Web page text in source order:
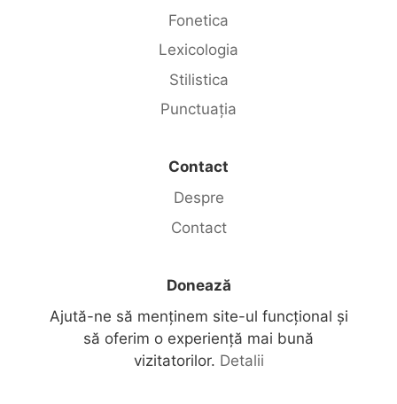
Fonetica
Lexicologia
Stilistica
Punctuația
Contact
Despre
Contact
Donează
Ajută-ne să menținem site-ul funcțional și
să oferim o experiență mai bună
vizitatorilor. Detalii